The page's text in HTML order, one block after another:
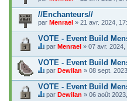
a
g
e
o
n
d
a
g
e
//Enchanteurs//
par Menrael » 21 avr. 2024,
VOTE - Event Build
C
e
s
u
j
e
par Menrael » 07 avr. 2024,
VOTE - Event Build
C
e
s
u
par Dewilan » 08 sept.
VOTE - Event Build
par Dewilan » 06 août